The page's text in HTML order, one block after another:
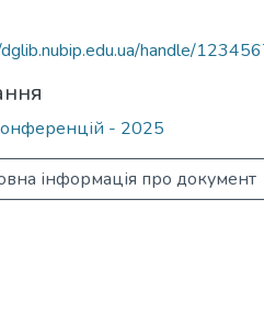
handle/
- 2025
інформація про документ